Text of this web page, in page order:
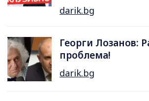
darik.bg
Георги Лозанов:
проблема!
darik.bg